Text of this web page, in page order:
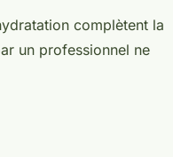
complètent la
un professionnel ne